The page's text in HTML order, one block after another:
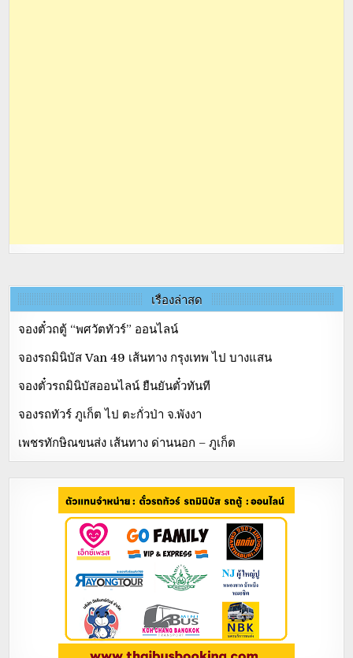
เรื่องล่าสุด
จองตั๋วถตู้ “พศวัตทัวร์” ออนไลน์
จองรถมินิบัส Van 49 เส้นทาง กรุงเทพ ไป บางแสน
จองตั๋วรถมินิบัสออนไลน์ ยืนยันตั๋วทันที
จองรถทัวร์ ภูเก็ต ไป ตะกั่วป่า จ.พังงา
เพชรทักษิณขนส่ง เส้นทาง ด่านนอก – ภูเก็ต